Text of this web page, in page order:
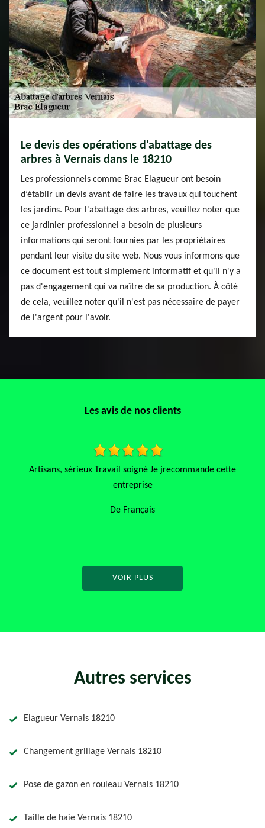
Le devis des opérations d'abattage des
arbres à Vernais dans le 18210
Les professionnels comme Brac Elagueur ont besoin
d’établir un devis avant de faire les travaux qui touchent
les jardins. Pour l'abattage des arbres, veuillez noter que
ce jardinier professionnel a besoin de plusieurs
informations qui seront fournies par les propriétaires
pendant leur visite du site web. Nous vous informons que
ce document est tout simplement informatif et qu'il n'y a
pas d'engagement qui va naître de sa production. À côté
de cela, veuillez noter qu'il n'est pas nécessaire de payer
de l'argent pour l'avoir.
Les avis de nos clients
“Super travail sur l’aménagement de l’espace vert ! Les plantes
sont magnifiques et l’ensemble est très bien entretenu. Bravo
VOIR PLUS
Autres services
Elagueur Vernais 18210
Changement grillage Vernais 18210
Pose de gazon en rouleau Vernais 18210
Taille de haie Vernais 18210